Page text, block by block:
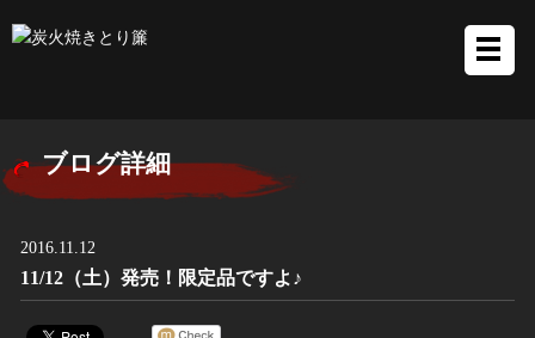
ブログ詳細
2016.11.12
11/12（土）発売！限定品ですよ♪